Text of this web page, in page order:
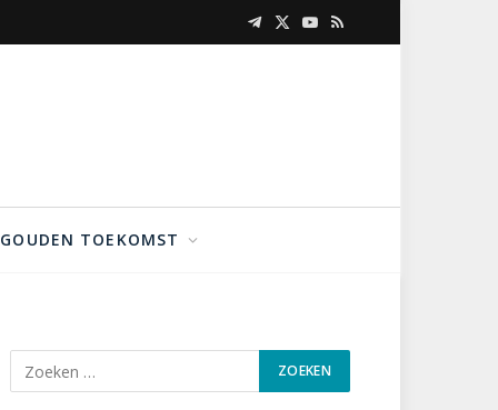
Telegram
X
YouTube
RSS
GOUDEN TOEKOMST